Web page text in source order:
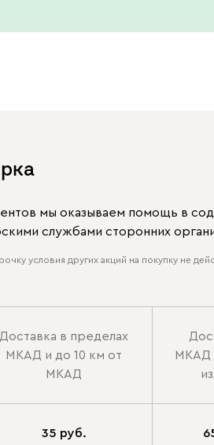
мы оказываем помощь в
службами сторонних
условия других акций на покупку не
Доставка в пределах
МКАД и до 10 км от
МКАД
МКАД
35 руб.